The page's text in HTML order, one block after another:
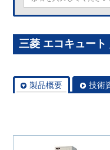
三菱 エコキュー
製品概要 技術